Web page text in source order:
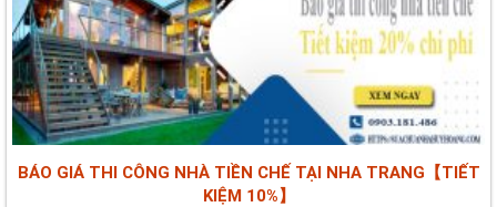
BÁO GIÁ THI CÔNG NHÀ TIỀN CHẾ TẠI NHA TRANG【TIẾT
KIỆM 10%】